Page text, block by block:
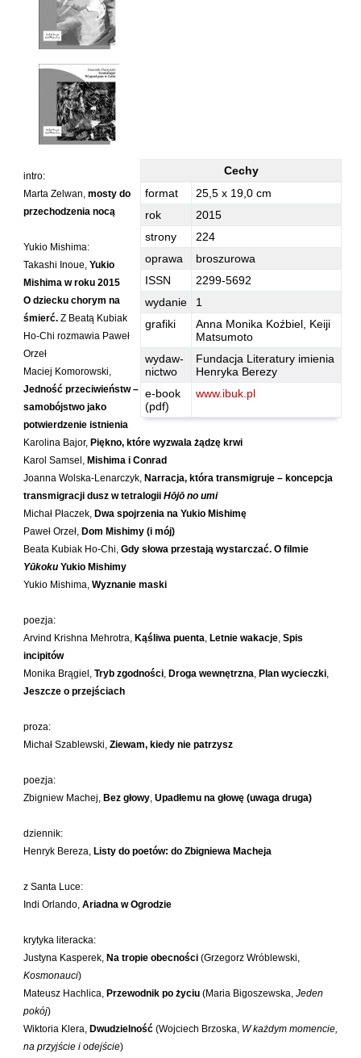
Hoffmann Krzysztof
Holden Gojtowski Jarek
Jakób Lech M.
Jakubowski Jarosław
Jakubowski Paweł
Jentys-Borelowska Maria
Jocher Waldemar
Juzyszyn Wojciech
Kalenin Magdalena
Kamiński Gabriel Leonard
Kántor Péter
Keineg Paol
Kemény István
Kępiński Piotr
Kępisty Iwona
Kierc Bogusław
Klera Wiktoria
Klęczar Wojciech
Kopacki Andrzej
Kosiorowski Zbigniew
Księżyk Jarosław
Kuźnicki Sławomir
Kyrcz Jr Kazimierz
Laufer Paweł
Lech Joanna
Lenc Ryszard
Ligęza Wojciech
Lime Franciszek
Liskowacki Artur Daniel
Lisowski Krzysztof
Maciejewski Krzysztof
Maj Marek
Majzel Tomasz
Malzahn Miłka O.
eleWator 14 (4/2015) Yukio Mishima -
Cechy
Cechy
format
25,5 x 19,0 cm
rok
2015
strony
224
oprawa
broszurowa
ISSN
2299-5692
wydanie
1
grafiki
Anna Monika Koźbiel, Keiji
Matsumoto
wydaw-
nictwo
Fundacja Literatury imienia
Henryka Berezy
e-book
(pdf)
www.ibuk.pl
intro:
Marta Zelwan, mosty do
przechodzenia nocą
Yukio Mishima:
Takashi Inoue, Yukio
Mishima w roku 2015
O dziecku chorym na
śmierć.Z Beatą Kubiak
Ho-Chi rozmawia Paweł
Orzeł
Maciej Komorowski,
Jedność przeciwieństw –
samobójstwo jako
potwierdzenie istnienia
Karolina Bajor, Piękno, które wyzwala żądzę krwi
Karol Samsel, Mishima i Conrad
Joanna Wolska-Lenarczyk, Narracja, która transmigruje – koncepcja
transmigracji dusz w tetralogii Hōjō no umi
Michał Płaczek, Dwa spojrzenia na Yukio Mishimę
Paweł Orzeł, Dom Mishimy (i mój)
Beata Kubiak Ho-Chi, Gdy słowa przestają wystarczać. O filmie
YūkokuYukio Mishimy
Yukio Mishima, Wyznanie maski
poezja:
Arvind Krishna Mehrotra, Kąśliwa puenta, Letnie wakacje, Spis
incipitów
Monika Brągiel, Tryb zgodności, Droga wewnętrzna, Plan wycieczki,
Jeszcze o przejściach
proza:
Michał Szablewski, Ziewam, kiedy nie patrzysz
poezja:
Zbigniew Machej, Bez głowy, Upadłemu na głowę (uwaga druga)
dziennik:
Henryk Bereza, Listy do poetów: do Zbigniewa Macheja
z Santa Luce:
Indi Orlando, Ariadna w Ogrodzie
krytyka literacka:
Justyna Kasperek, Na tropie obecności(Grzegorz Wróblewski,
Kosmonauci)
Mateusz Hachlica, Przewodnik po życiu(Maria Bigoszewska, Jeden
pokój)
Wiktoria Klera, Dwudzielność(Wojciech Brzoska, W każdym momencie,
na przyjście i odejście)